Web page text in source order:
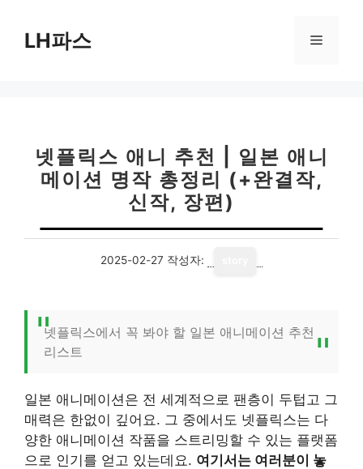
LH파스 메
넷플릭스 애니 추천 | 일본 애니
메이션 명작 총정리 (+완결작,
신작, 장편)
2025-02-27 작성자:
넷플릭스에서 꼭 봐야 할 일본 애니메이션 추천
리스트
일본 애니메이션은 전 세계적으로 팬층이 두텁고 그
매력은 한없이 깊어요. 그 중에서도 넷플릭스는 다
양한 애니메이션 작품을 스트리밍할 수 있는 플랫폼
으로 인기를 얻고 있는데요. 여기서는 여러분이 놓